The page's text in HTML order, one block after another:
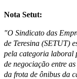
Nota Setut:
"O Sindicato das
de Teresina (SETUT)
pela categoria laboral
de negociação entre
da frota de ônibus da